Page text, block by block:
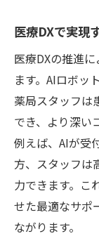
医療
現
AIロ
験
医療
法
患者
医療
現場
医療DXで実現
医療DXの推進
ます。AIロボッ
薬局スタッフは
でき、より深い
例えば、AIが受
方、スタッフは
力できます。こ
せた最適なサポ
ながります。